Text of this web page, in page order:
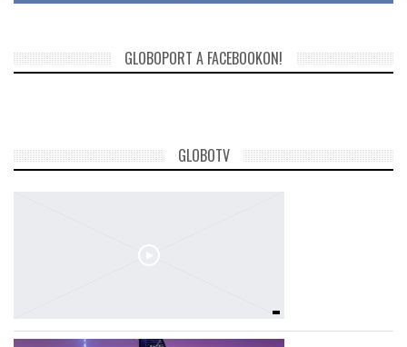
GLOBOPORT A FACEBOOKON!
GLOBOTV